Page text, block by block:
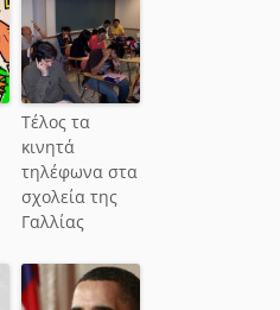
Τέλος τα
κινητά
τηλέφωνα στα
σχολεία της
Γαλλίας